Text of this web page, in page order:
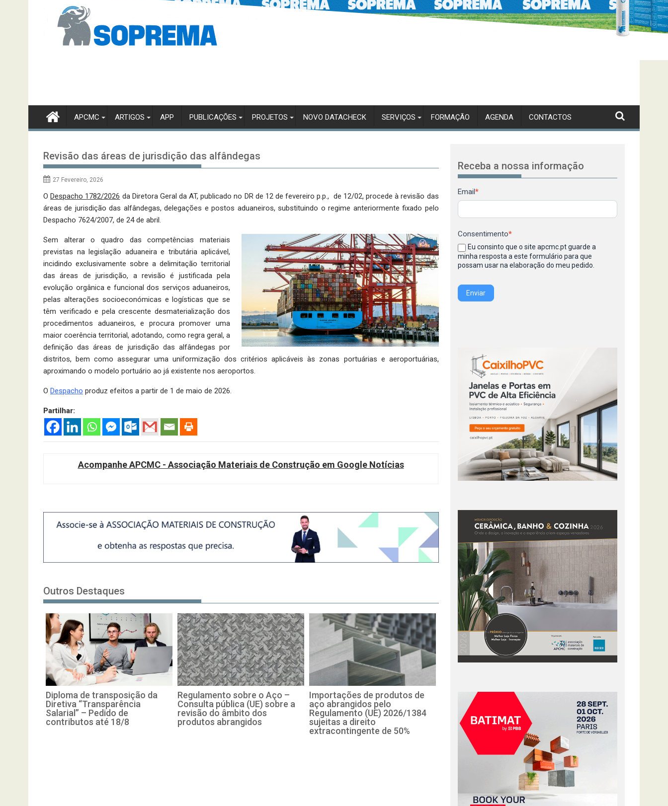
APCMC ARTIGOS APP PUBLICAÇÕES PROJETOS NOVO DATACHECK SERVIÇOS FORMAÇÃO AGENDA CONTACTOS
Revisão das áreas de jurisdição das alfândegas
27 Fevereiro, 2026
O Despacho 1782/2026 da Diretora Geral da AT, publicado no DR de 12 de fevereiro p.p., de 12/02, procede à revisão das
áreas de jurisdição das alfândegas, delegações e postos aduaneiros, substituindo o regime anteriormente fixado pelo
Despacho 7624/2007, de 24 de abril.
Sem alterar o quadro das competências materiais
previstas na legislação aduaneira e tributária aplicável,
incidindo exclusivamente sobre a delimitação territorial
das áreas de jurisdição, a revisão é justificada pela
evolução orgânica e funcional dos serviços aduaneiros,
pelas alterações socioeconómicas e logísticas que se
têm verificado e pela crescente desmaterialização dos
procedimentos aduaneiros, e procura promover uma
maior coerência territorial, adotando, como regra geral, a
definição das áreas de jurisdição das alfândegas por
distritos, bem como assegurar uma uniformização dos critérios aplicáveis às zonas portuárias e aeroportuárias,
aproximando o modelo portuário ao já existente nos aeroportos.
O Despacho produz efeitos a partir de 1 de maio de 2026.
Partilhar:
Acompanhe APCMC - Associação Materiais de Construção em Google Notícias
Outros Destaques
Diploma de transposição da
Diretiva “Transparência
Salarial” – Pedido de
contributos até 18/8
Regulamento sobre o Aço –
Consulta pública (UE) sobre a
revisão do âmbito dos
produtos abrangidos
Importações de produtos de
aço abrangidos pelo
Regulamento (UE) 2026/1384
sujeitas a direito
extracontingente de 50%
Receba a nossa informação
Newsletter
Email *
Consentimento*
Eu consinto que o site apcmc.pt guarde a
minha resposta a este formulário para que
possam usar na elaboração do meu pedido.
Enviar